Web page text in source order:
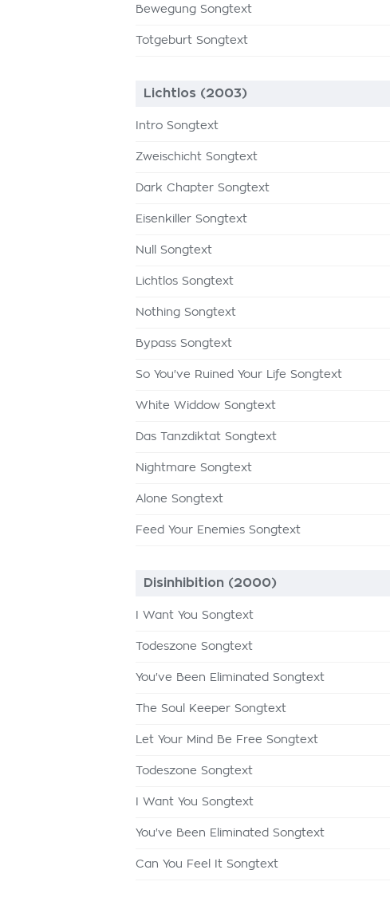
Bewegung Songtext
Totgeburt Songtext
Lichtlos (2003)
Intro Songtext
Zweischicht Songtext
Dark Chapter Songtext
Eisenkiller Songtext
Null Songtext
Lichtlos Songtext
Nothing Songtext
Bypass Songtext
So You've Ruined Your Life Songtext
White Widdow Songtext
Das Tanzdiktat Songtext
Nightmare Songtext
Alone Songtext
Feed Your Enemies Songtext
Disinhibition (2000)
I Want You Songtext
Todeszone Songtext
You've Been Eliminated Songtext
The Soul Keeper Songtext
Let Your Mind Be Free Songtext
Todeszone Songtext
I Want You Songtext
You've Been Eliminated Songtext
Can You Feel It Songtext